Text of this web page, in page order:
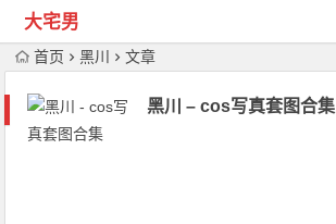
大宅男
首页 黑川 文章
黑川 – cos写真套图合集